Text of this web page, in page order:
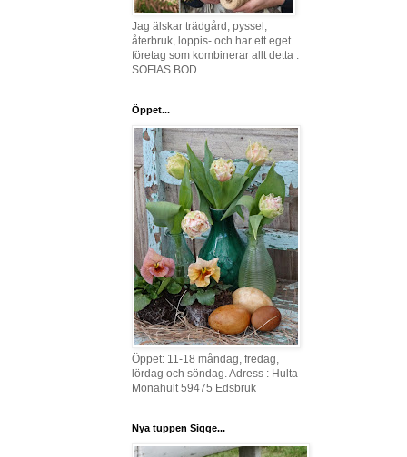
Jag älskar trädgård, pyssel,
återbruk, loppis- och har ett eget
företag som kombinerar allt detta :
SOFIAS BOD
Öppet...
Öppet: 11-18 måndag, fredag,
lördag och söndag. Adress : Hulta
Monahult 59475 Edsbruk
Nya tuppen Sigge...